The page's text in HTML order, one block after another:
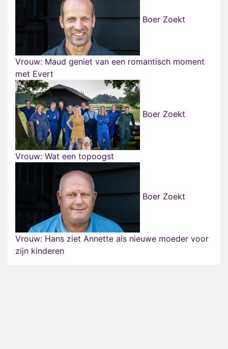
Boer Zoekt
Vrouw: Maud geniet van een romantisch moment
met Evert
Boer Zoekt
Vrouw: Wat een topoogst
Boer Zoekt
Vrouw: Hans ziet Annette als nieuwe moeder voor
zijn kinderen